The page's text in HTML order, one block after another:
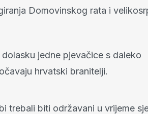
Domovinskog rata i
jedne pjevačice s daleko
hrvatski branitelji.
trebali biti održavani u vrijeme